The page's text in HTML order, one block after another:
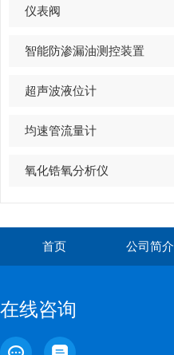
仪表阀
智能防渗漏油测控装置
超声波液位计
均速管流量计
氧化锆氧分析仪
首页 公司简介
在线咨询